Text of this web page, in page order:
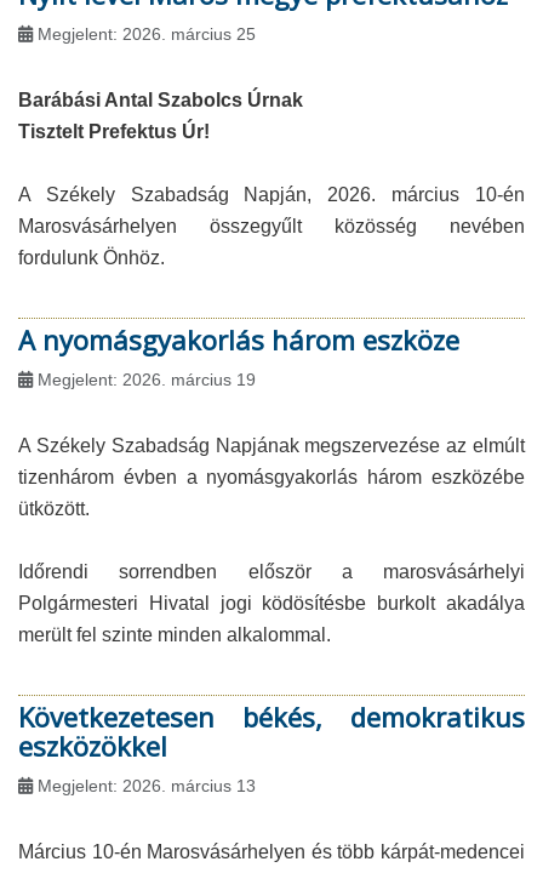
Megjelent: 2026. március 25
Barábási Antal Szabolcs Úrnak
Tisztelt Prefektus Úr!
A Székely Szabadság Napján, 2026. március 10-én
Marosvásárhelyen összegyűlt közösség nevében
fordulunk Önhöz.
A nyomásgyakorlás három eszköze
Megjelent: 2026. március 19
A Székely Szabadság Napjának megszervezése az elmúlt
tizenhárom évben a nyomásgyakorlás három eszközébe
ütközött.
Időrendi sorrendben először a marosvásárhelyi
Polgármesteri Hivatal jogi ködösítésbe burkolt akadálya
merült fel szinte minden alkalommal.
Következetesen békés, demokratikus
eszközökkel
Megjelent: 2026. március 13
Március 10-én Marosvásárhelyen és több kárpát-medencei